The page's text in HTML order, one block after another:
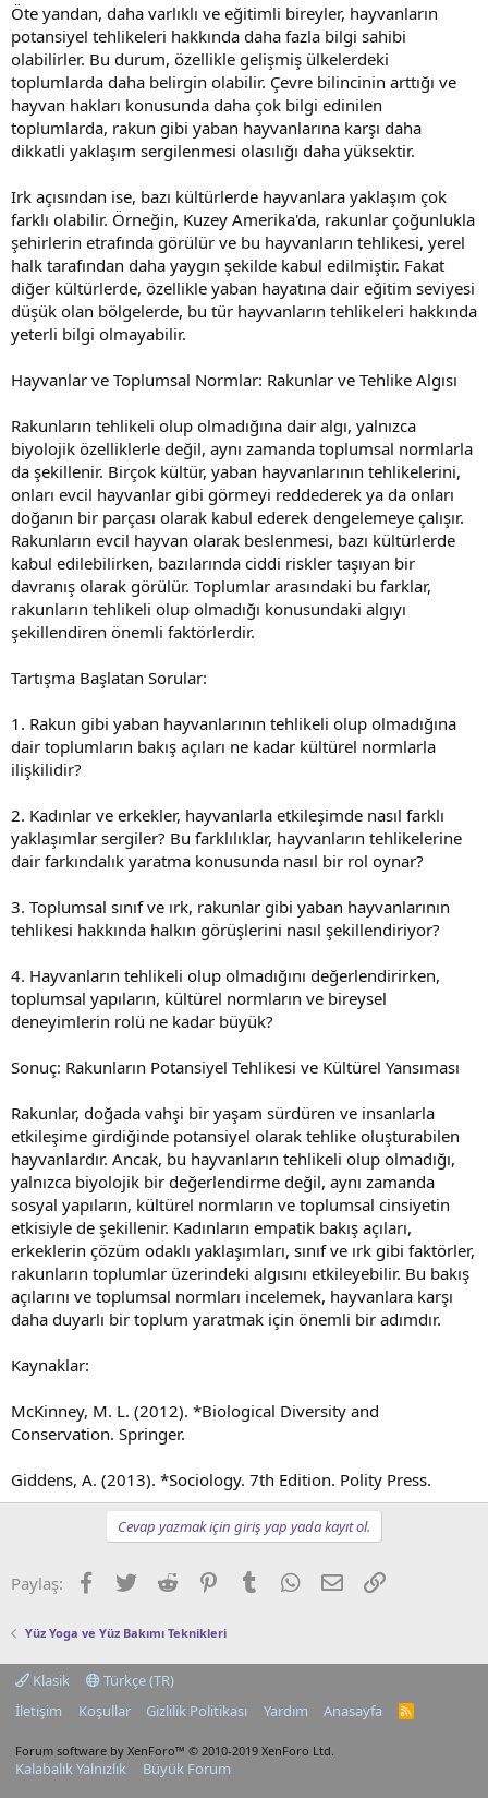
Öte yandan, daha varlıklı ve eğitimli bireyler, hayvanların
potansiyel tehlikeleri hakkında daha fazla bilgi sahibi
olabilirler. Bu durum, özellikle gelişmiş ülkelerdeki
toplumlarda daha belirgin olabilir. Çevre bilincinin arttığı ve
hayvan hakları konusunda daha çok bilgi edinilen
toplumlarda, rakun gibi yaban hayvanlarına karşı daha
dikkatli yaklaşım sergilenmesi olasılığı daha yüksektir.
Irk açısından ise, bazı kültürlerde hayvanlara yaklaşım çok
farklı olabilir. Örneğin, Kuzey Amerika'da, rakunlar çoğunlukla
şehirlerin etrafında görülür ve bu hayvanların tehlikesi, yerel
halk tarafından daha yaygın şekilde kabul edilmiştir. Fakat
diğer kültürlerde, özellikle yaban hayatına dair eğitim seviyesi
düşük olan bölgelerde, bu tür hayvanların tehlikeleri hakkında
yeterli bilgi olmayabilir.
Hayvanlar ve Toplumsal Normlar: Rakunlar ve Tehlike Algısı
Rakunların tehlikeli olup olmadığına dair algı, yalnızca
biyolojik özelliklerle değil, aynı zamanda toplumsal normlarla
da şekillenir. Birçok kültür, yaban hayvanlarının tehlikelerini,
onları evcil hayvanlar gibi görmeyi reddederek ya da onları
doğanın bir parçası olarak kabul ederek dengelemeye çalışır.
Rakunların evcil hayvan olarak beslenmesi, bazı kültürlerde
kabul edilebilirken, bazılarında ciddi riskler taşıyan bir
davranış olarak görülür. Toplumlar arasındaki bu farklar,
rakunların tehlikeli olup olmadığı konusundaki algıyı
şekillendiren önemli faktörlerdir.
Tartışma Başlatan Sorular:
1. Rakun gibi yaban hayvanlarının tehlikeli olup olmadığına
dair toplumların bakış açıları ne kadar kültürel normlarla
ilişkilidir?
2. Kadınlar ve erkekler, hayvanlarla etkileşimde nasıl farklı
yaklaşımlar sergiler? Bu farklılıklar, hayvanların tehlikelerine
dair farkındalık yaratma konusunda nasıl bir rol oynar?
3. Toplumsal sınıf ve ırk, rakunlar gibi yaban hayvanlarının
tehlikesi hakkında halkın görüşlerini nasıl şekillendiriyor?
4. Hayvanların tehlikeli olup olmadığını değerlendirirken,
toplumsal yapıların, kültürel normların ve bireysel
deneyimlerin rolü ne kadar büyük?
Sonuç: Rakunların Potansiyel Tehlikesi ve Kültürel Yansıması
Rakunlar, doğada vahşi bir yaşam sürdüren ve insanlarla
etkileşime girdiğinde potansiyel olarak tehlike oluşturabilen
hayvanlardır. Ancak, bu hayvanların tehlikeli olup olmadığı,
yalnızca biyolojik bir değerlendirme değil, aynı zamanda
sosyal yapıların, kültürel normların ve toplumsal cinsiyetin
etkisiyle de şekillenir. Kadınların empatik bakış açıları,
erkeklerin çözüm odaklı yaklaşımları, sınıf ve ırk gibi faktörler,
rakunların toplumlar üzerindeki algısını etkileyebilir. Bu bakış
açılarını ve toplumsal normları incelemek, hayvanlara karşı
daha duyarlı bir toplum yaratmak için önemli bir adımdır.
Kaynaklar:
McKinney, M. L. (2012). *Biological Diversity and
Conservation. Springer.
Giddens, A. (2013). *Sociology. 7th Edition. Polity Press.
Cevap yazmak için giriş yap yada kayıt ol.
Paylaş: Facebook
TwitterReddit PinterestTumblrWhatsApp
E-postaLink
Yüz Yoga ve Yüz Bakımı Teknikleri
Klasik
Türkçe (TR)
İletişim
Koşullar Gizlilik Politikası Yardım Anasayfa
R
Forum software by XenForo™ © 2010-2019 XenForo Ltd.
Kalabalık Yalnızlık Büyük Forum